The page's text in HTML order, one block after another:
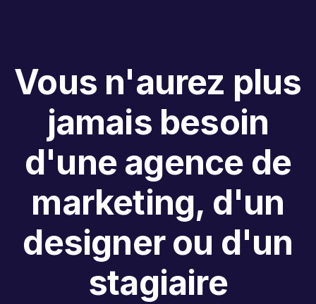
Vous n'aurez plus
jamais besoin
d'une agence de
marketing, d'un
designer ou d'un
stagiaire